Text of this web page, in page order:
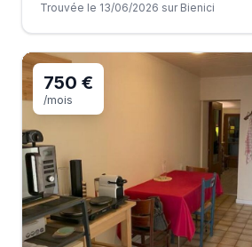
Trouvée le 13/06/2026 sur Bienici
750 €
/mois